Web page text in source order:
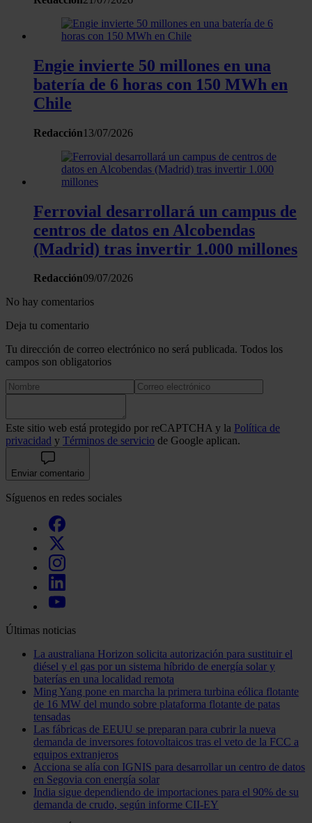
el contenido y los anuncios, ofrecer funciones de redes
sociales y analizar el tráfico. Además, compartimos
información sobre el uso que haga del sitio web con
nuestros partners de redes sociales, publicidad y análisis
web, quienes pueden combinarla con otra información
que les haya proporcionado o que hayan recopilado a
partir del uso que haya hecho de sus servicios.
Engie invierte 50 millones en una
batería de 6 horas con 150 MWh en
Chile
Redacción13/07/2026
Ferrovial desarrollará un campus de
centros de datos en Alcobendas
(Madrid) tras invertir 1.000 millones
Redacción09/07/2026
No hay comentarios
Deja tu comentario
Tu dirección de correo electrónico no será publicada. Todos los
campos son obligatorios
Este sitio web está protegido por reCAPTCHA y la Política de
privacidad y Términos de servicio de Google aplican.
Enviar comentario
Síguenos en redes sociales
Últimas noticias
La australiana Horizon solicita autorización para sustituir el
diésel y el gas por un sistema híbrido de energía solar y
baterías en una localidad remota
Ming Yang pone en marcha la primera turbina eólica flotante
de 16 MW del mundo sobre plataforma flotante de patas
tensadas
Las fábricas de EEUU se preparan para cubrir la nueva
demanda de inversores fotovoltaicos tras el veto de la FCC a
equipos extranjeros
Acciona se alía con IGNIS para desarrollar un centro de datos
en Segovia con energía solar
India sigue dependiendo de importaciones para el 90% de su
demanda de crudo, según informe CII-EY